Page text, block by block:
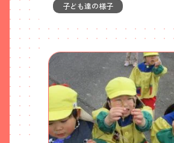
子ども達の様子